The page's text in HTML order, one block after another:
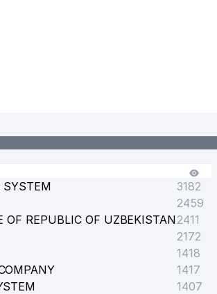
SYSTEM
3182
2459
OF REPUBLIC OF UZBEKISTAN2411
2172
1418
1417
1407